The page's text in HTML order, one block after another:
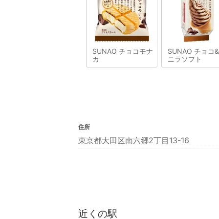
SUNAO チョコモナ
カ
SUNAO チョコ
ニラソフト
住所
東京都大田区南六郷2丁目13-16
近くの駅